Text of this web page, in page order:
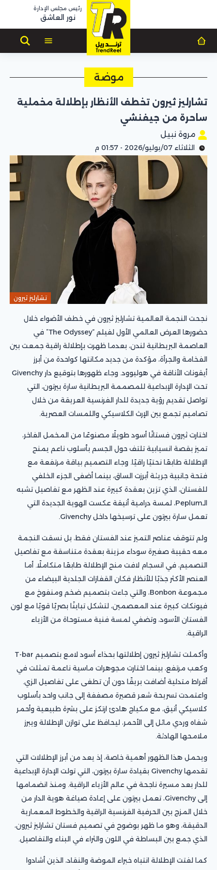
رئيس مجلس الإدارة
نور العاشق
موضة
تشارليز ثيرون تخطف الأنظار بإطلالة مخملية
ساحرة من جيفنشي
مروة نبيل
الثلاثاء 07/يوليو/2026 - 01:57 م
تشارليز ثيرون
نجحت النجمة العالمية تشارليز ثيرون في خطف الأضواء خلال
حضورها العرض العالمي الأول لفيلم “The Odyssey” في
العاصمة البريطانية لندن، بعدما ظهرت بإطلالة راقية جمعت بين
الفخامة والجرأة، مؤكدة من جديد مكانتها كواحدة من أبرز
أيقونات الأناقة في هوليوود. وجاء ظهورها بتوقيع دار Givenchy
تحت الإدارة الإبداعية للمصممة البريطانية سارة بيرتون، التي
تواصل تقديم رؤية جديدة للدار الفرنسية العريقة من خلال
تصاميم تجمع بين الإرث الكلاسيكي واللمسات العصرية.
اختارت ثيرون فستانًا أسود طويلًا مصنوعًا من المخمل الفاخر،
تميز بقصة انسيابية تلتف حول الجسم بأسلوب ناعم يمنح
الإطلالة طابعًا نحتيًا راقيًا. وجاء التصميم بياقة مرتفعة مع
فتحة جانبية جريئة أبرزت الساق، بينما أضفى الجزء الخلفي
للفستان، الذي تزين بعقدة كبيرة عند الظهر مع تفاصيل تشبه
الـPeplum، لمسة درامية أنيقة عكست الهوية الجديدة التي
تعمل سارة بيرتون على ترسيخها داخل Givenchy.
ولم تتوقف عناصر التميز عند الفستان فقط، بل نسقت النجمة
معه حقيبة صغيرة سوداء مزينة بعقدة متناسقة مع تفاصيل
التصميم، في انسجام لافت منح الإطلالة طابعًا متكاملًا. أما
العنصر الأكثر جذبًا للأنظار فكان القفازات الجلدية البيضاء من
مجموعة Bonbon، والتي جاءت بتصميم ضخم ومنفوخ مع
فيونكات كبيرة عند المعصمين، لتشكل تباينًا بصريًا قويًا مع لون
الفستان الأسود، وتضفي لمسة فنية مستوحاة من الأزياء
الراقية.
وأكملت تشارليز ثيرون إطلالتها بحذاء أسود لامع بتصميم T-bar
وكعب مرتفع، بينما اختارت مجوهرات ماسية ناعمة تمثلت في
أقراط متدلية أضافت بريقًا دون أن تطغى على تفاصيل الزي.
واعتمدت تسريحة شعر قصيرة مصففة إلى جانب واحد بأسلوب
كلاسيكي أنيق، مع مكياج هادئ ارتكز على بشرة طبيعية وأحمر
شفاه وردي مائل إلى الأحمر، ليحافظ على توازن الإطلالة ويبرز
ملامحها الهادئة.
ويحمل هذا الظهور أهمية خاصة، إذ يعد من أبرز الإطلالات التي
تقدمها Givenchy بقيادة سارة بيرتون، التي تولت الإدارة الإبداعية
للدار بعد مسيرة ناجحة في عالم الأزياء الراقية. ومنذ انضمامها
إلى Givenchy، تعمل بيرتون على إعادة صياغة هوية الدار من
خلال المزج بين الحرفية الفرنسية الراقية والخطوط المعمارية
الدقيقة، وهو ما ظهر بوضوح في تصميم فستان تشارليز ثيرون،
الذي جمع بين البساطة في اللون والثراء في البناء والتفاصيل.
كما لفتت الإطلالة انتباه خبراء الموضة والنقاد، الذين أشادوا